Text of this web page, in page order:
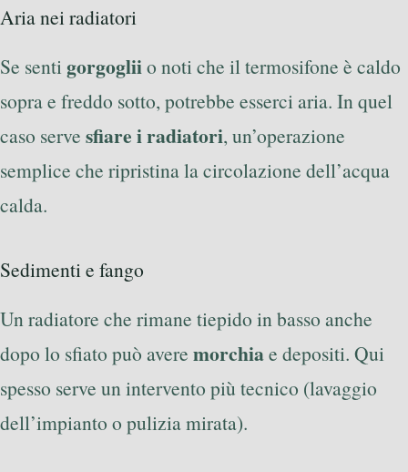
Aria nei radiatori
Se sentigorgogliio noti che il termosifone è caldo
sopra e freddo sotto, potrebbe esserci aria. In quel
caso serve sfiare i radiatori, un’operazione
semplice che ripristina la circolazione dell’acqua
calda.
Sedimenti e fango
Un radiatore che rimane tiepido in basso anche
dopo lo sfiato può avere morchiae depositi. Qui
spesso serve un intervento più tecnico (lavaggio
dell’impianto o pulizia mirata).